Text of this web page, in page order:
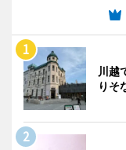
川越
りそ